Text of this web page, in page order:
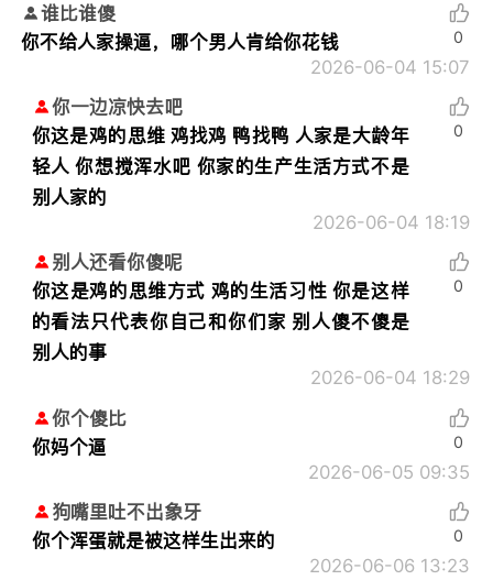
谁比谁傻
你不给人家操逼，哪个男人肯给你花钱
2026-06-04 15:07
0
你一边凉快去吧
你这是鸡的思维 鸡找鸡 鸭找鸭 人家是大龄年
轻人 你想搅浑水吧 你家的生产生活方式不是
别人家的
2026-06-04 18:19
0
别人还看你傻呢
你这是鸡的思维方式 鸡的生活习性 你是这样
的看法只代表你自己和你们家 别人傻不傻是
别人的事
2026-06-04 18:29
0
你个傻比
你妈个逼
2026-06-05 09:35
0
狗嘴里吐不出象牙
你个浑蛋就是被这样生出来的
2026-06-06 13:23
0